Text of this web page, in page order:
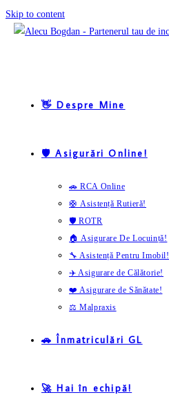
Skip to content
👋 Despre Mine
🛡️ Asigurări Online!
🚗 RCA Online
🛟 Asistență Rutieră!
🛡️ ROTR
🏠 Asigurare De Locuință!
🔧 Asistență Pentru Imobil!
✈️ Asigurare de Călătorie!
❤️ Asigurare de Sănătate!
⚖️ Malpraxis
🚗 Înmatriculări GL
🚀 Hai în echipă!